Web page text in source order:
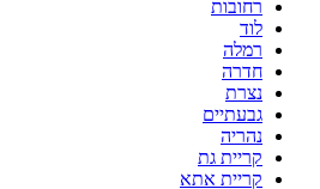
רחובות
לוד
רמלה
חדרה
נצרת
גבעתיים
נהריה
קריית גת
קריית אתא